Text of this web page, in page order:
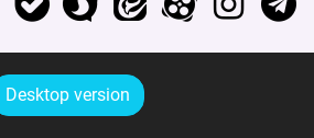
Desktop version